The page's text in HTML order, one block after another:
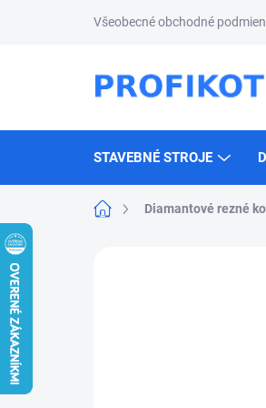
Všeobecné obchodné
STAVEBNÉ STROJE
DomovDiamantové rezné